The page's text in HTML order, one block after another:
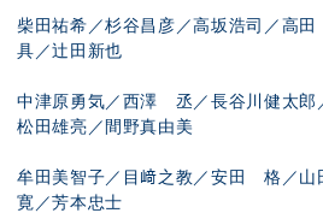
柴田祐希／杉谷昌彦／高坂浩司／高
具／辻田新也
中津原勇気／西澤 丞／長谷川健太郎
松田雄亮／間野真由美
牟田美智子／目﨑之教／安田 格／山
寛／芳本忠士